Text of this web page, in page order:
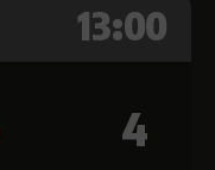
13:00
4